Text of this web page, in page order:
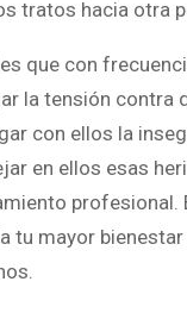
tratos hacia otra
que con
la tensión contra
con ellos la
en ellos esas
profesional.
tu mayor